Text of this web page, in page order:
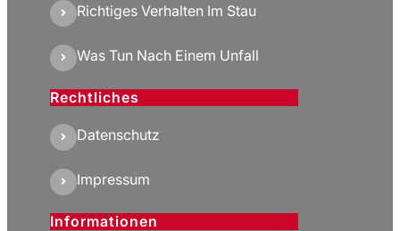
Richtiges Verhalten Im Stau
Was Tun Nach Einem Unfall
Rechtliches
Datenschutz
Impressum
Informationen